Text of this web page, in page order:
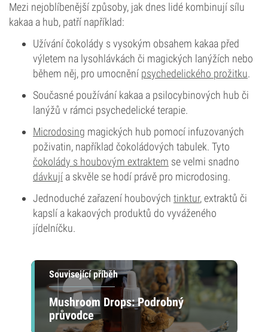
Mezi nejoblíbenější způsoby, jak dnes lidé kombinují sílu
kakaa a hub, patří například:
Užívání čokolády s vysokým obsahem kakaa před
výletem na lysohlávkách či magických lanýžích nebo
během něj, pro umocnění psychedelického prožitku.
Současné používání kakaa a psilocybinových hub či
lanýžů v rámci psychedelické terapie.
Microdosing magických hub pomocí infuzovaných
poživatin, například čokoládových tabulek. Tyto
čokolády s houbovým extraktem se velmi snadno
dávkují a skvěle se hodí právě pro microdosing.
Jednoduché zařazení houbových tinktur, extraktů či
kapslí a kakaových produktů do vyváženého
jídelníčku.
Související příběh
Mushroom Drops: Podrobný
průvodce